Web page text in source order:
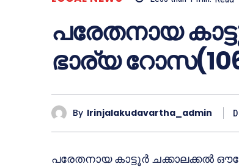
പരേതനായ
ഭാര്യ
By Irinjalakudavartha_admin
പരേതനായ കാട്ടൂര്‍ ചക്കാലക്കല്‍